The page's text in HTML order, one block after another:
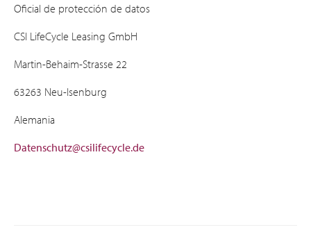
Oficial de protección de datos
CSI LifeCycle Leasing GmbH
Martin-Behaim-Strasse 22
63263 Neu-Isenburg
Alemania
Datenschutz@csilifecycle.de